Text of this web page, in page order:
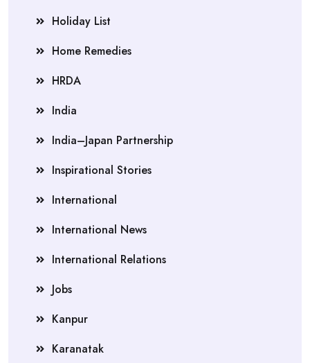
Holiday List
Home Remedies
HRDA
India
India–Japan Partnership
Inspirational Stories
International
International News
International Relations
Jobs
Kanpur
Karanatak